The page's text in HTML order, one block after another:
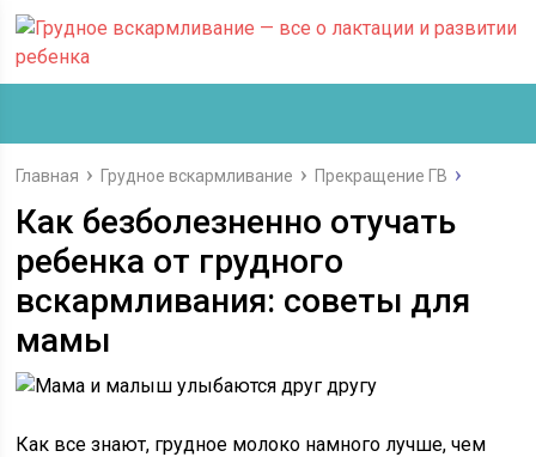
Главная Грудное вскармливание Прекращение ГВ
Как безболезненно отучать
ребенка от грудного
вскармливания: советы для
мамы
Как все знают, грудное молоко намного лучше, чем